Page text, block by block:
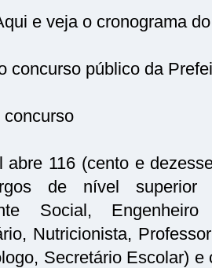
e veja o cronograma
concurso público da
concurso
abre 116 (cento e
de nível superior
Social, Engenheiro
Nutricionista,
Secretário Escolar)